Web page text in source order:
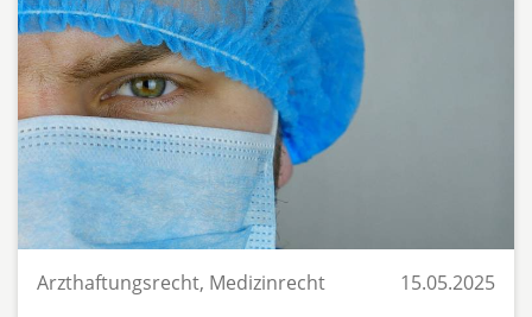
Arzthaftungsrecht, Medizinrecht 15.05.2025